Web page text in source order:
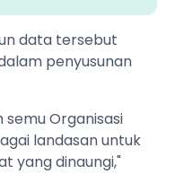
data tersebut
penyusunan
semu Organisasi
landasan untuk
yang dinaungi,"